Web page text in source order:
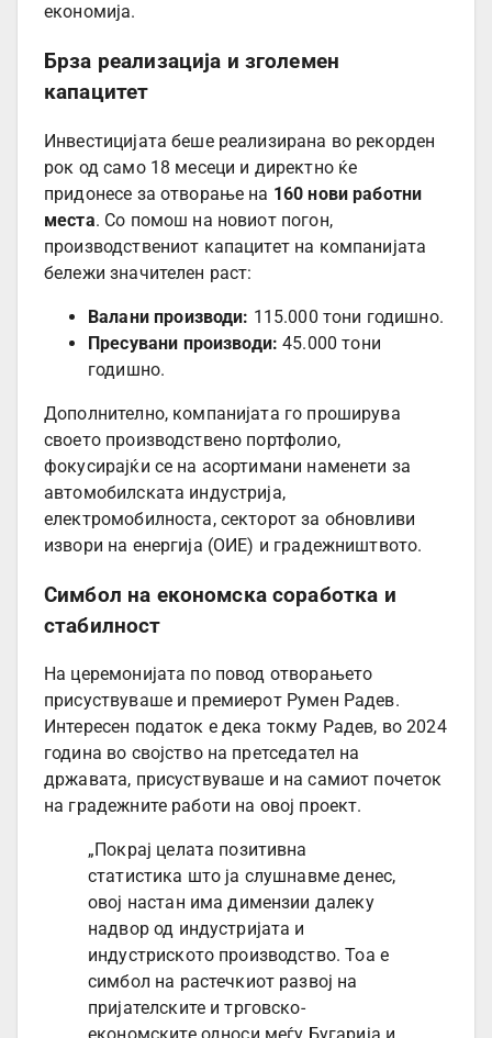
економија.
Брза реализација и зголемен
капацитет
Инвестицијата беше реализирана во рекорден
рок од само 18 месеци и директно ќе
придонесе за отворање на 160 нови работни
места. Со помош на новиот погон,
производствениот капацитет на компанијата
бележи значителен раст:
Валани производи: 115.000 тони годишно.
Пресувани производи: 45.000 тони
годишно.
Дополнително, компанијата го проширува
своето производствено портфолио,
фокусирајќи се на асортимани наменети за
автомобилската индустрија,
електромобилноста, секторот за обновливи
извори на енергија (ОИЕ) и градежништвото.
Симбол на економска соработка и
стабилност
На церемонијата по повод отворањето
присуствуваше и премиерот Румен Радев.
Интересен податок е дека токму Радев, во 2024
година во својство на претседател на
државата, присуствуваше и на самиот почеток
на градежните работи на овој проект.
„Покрај целата позитивна
статистика што ја слушнавме денес,
овој настан има димензии далеку
надвор од индустријата и
индустриското производство. Тоа е
симбол на растечкиот развој на
пријателските и трговско-